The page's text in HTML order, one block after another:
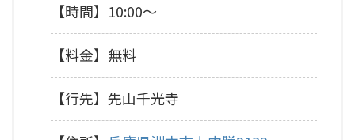
【時間】10:00～
【料金】無料
【行先】先山千光寺